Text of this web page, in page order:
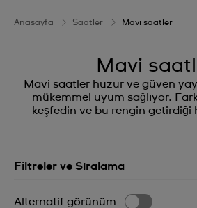
Anasayfa Saatler Mavi saatler
Mavi
Mavi saatler huzur ve güven
mükemmel uyum sağlıyor.
keşfedin ve bu rengin getirdiği
Filtreler ve Sıralama
Alternatif görünüm